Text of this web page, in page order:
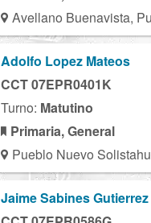
Avellano Buenavista,
Adolfo Lopez Mateos
CCT 07EPR0401K
Turno: Matutino
Primaria, General
Pueblo Nuevo
Jaime Sabines Gutierrez